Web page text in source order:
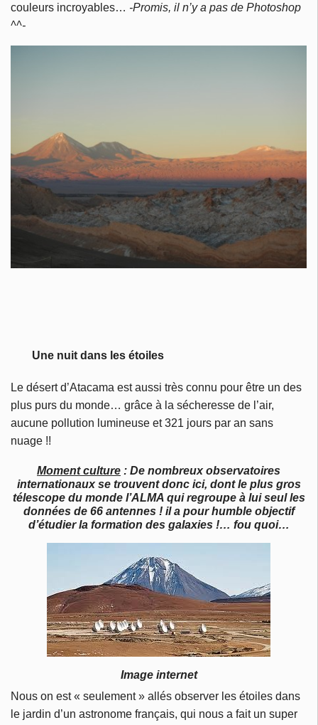
couleurs incroyables… -Promis, il n’y a pas de Photoshop
^^-
Une nuit dans les étoiles
Le désert d’Atacama est aussi très connu pour être un des
plus purs du monde… grâce à la sécheresse de l’air,
aucune pollution lumineuse et 321 jours par an sans
nuage !!
Moment culture : De nombreux observatoires
internationaux se trouvent donc ici, dont le plus gros
télescope du monde l’ALMA qui regroupe à lui seul les
données de 66 antennes ! il a pour humble objectif
d’étudier la formation des galaxies !… fou quoi…
Image internet
Nous on est « seulement » allés observer les étoiles dans
le jardin d’un astronome français, qui nous a fait un super